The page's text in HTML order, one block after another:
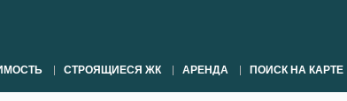
СТРОЯЩИЕСЯ ЖК АРЕНДА ПОИСК НА КАРТЕ